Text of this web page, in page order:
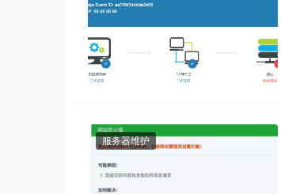
服务器维护